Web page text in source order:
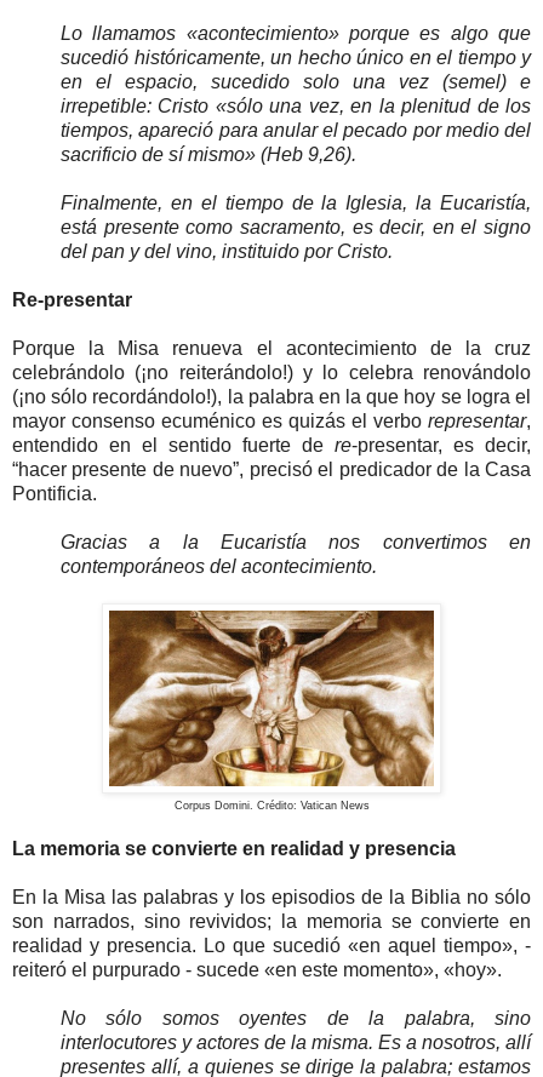
Lo llamamos «acontecimiento» porque es algo que
sucedió históricamente, un hecho único en el tiempo y
en el espacio, sucedido solo una vez (semel) e
irrepetible: Cristo «sólo una vez, en la plenitud de los
tiempos, apareció para anular el pecado por medio del
sacrificio de sí mismo» (Heb 9,26).
Finalmente, en el tiempo de la Iglesia, la Eucaristía,
está presente como sacramento, es decir, en el signo
del pan y del vino, instituido por Cristo.
Re-presentar
Porque la Misa renueva el acontecimiento de la cruz
celebrándolo (¡no reiterándolo!) y lo celebra renovándolo
(¡no sólo recordándolo!), la palabra en la que hoy se logra el
mayor consenso ecuménico es quizás el verbo representar,
entendido en el sentido fuerte de re-presentar, es decir,
“hacer presente de nuevo”, precisó el predicador de la Casa
Pontificia.
Gracias a la Eucaristía nos convertimos en
contemporáneos del acontecimiento.
Corpus Domini. Crédito: Vatican News
La memoria se convierte en realidad y presencia
En la Misa las palabras y los episodios de la Biblia no sólo
son narrados, sino revividos; la memoria se convierte en
realidad y presencia. Lo que sucedió «en aquel tiempo», -
reiteró el purpurado - sucede «en este momento», «hoy».
No sólo somos oyentes de la palabra, sino
interlocutores y actores de la misma. Es a nosotros, allí
presentes allí, a quienes se dirige la palabra; estamos